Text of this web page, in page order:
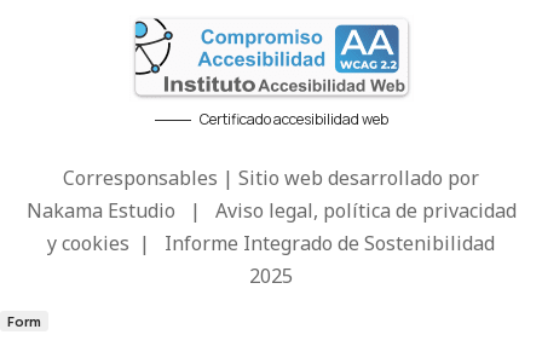
Certificado accesibilidad web
Corresponsables | Sitio web desarrollado por
Nakama Estudio | Aviso legal, política de privacidad
y cookies | Informe Integrado de Sostenibilidad
2025
Form